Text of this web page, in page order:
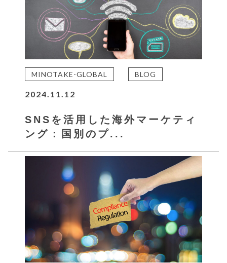
MINOTAKE-GLOBAL BLOG
2024.11.12
SNSを活用した海外マーケティ
ング：国別のプ...